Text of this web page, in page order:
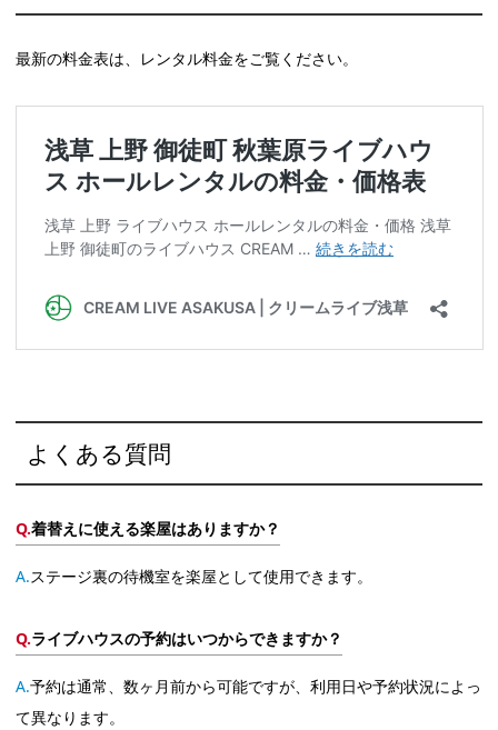
最新の料金表は、レンタル料金をご覧ください。
よくある質問
着替えに使える楽屋はありますか？
ステージ裏の待機室を楽屋として使用できます。
ライブハウスの予約はいつからできますか？
予約は通常、数ヶ月前から可能ですが、利用日や予約状況によっ
て異なります。